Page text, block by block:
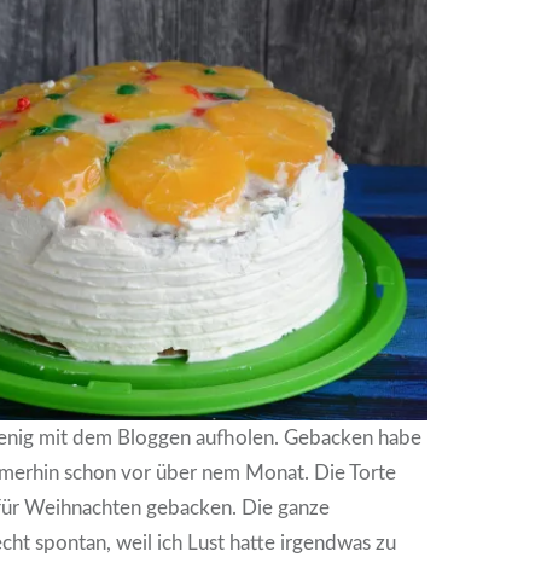
mit dem Bloggen aufholen. Gebacken habe
schon vor über nem Monat. Die Torte
Weihnachten gebacken. Die ganze
spontan, weil ich Lust hatte irgendwas zu